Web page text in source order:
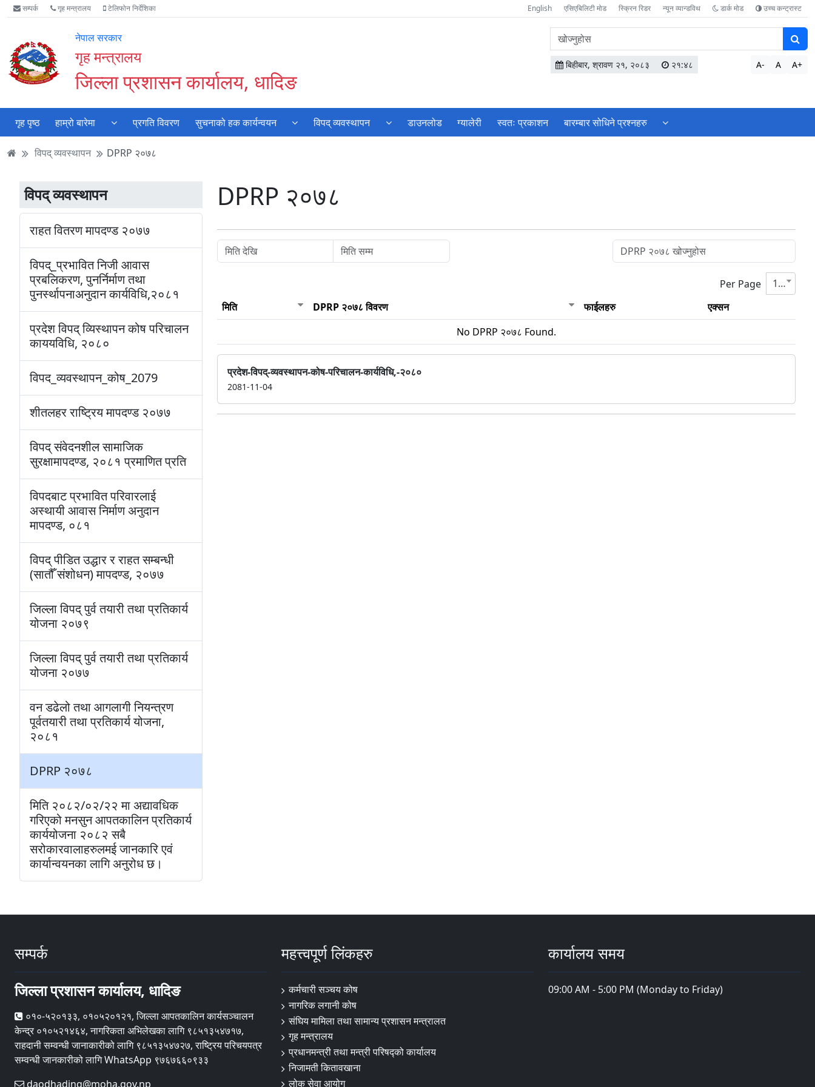
Accessibility
Mode
गर्नुहोस्
मुख्य
सामाग्री
मुख्य
नेभिगेसन
वेबसाइट
खोजमा
सम्पर्क गृह मन्त्रालय टेलिफोन निर्देशिका English एसिएबिलिटी मोड स्क्रिन रिडर न्यून व्यान्डविथ डार्क मोड उच्च कन्ट्रास्ट
नेपाल सरकार
गृह मन्त्रालय
जिल्ला प्रशासन कार्यालय, धादिङ
वेबसाइटमा
सामग्री
खोज्नुहोस
बिहीबार, श्रावण २१, २०८३ २१:४८ A- A A+
गृह पृष्ठ हाम्रो बारेमा प्रगति विवरण सुचनाको हक कार्यन्वयन विपद् व्यवस्थापन डाउनलोड ग्यालेरी स्वतः प्रकाशन बारम्बार सोधिने प्रश्नहरु
विपद् व्यवस्थापन DPRP २०७८
विपद् व्यवस्थापन
राहत वितरण मापदण्ड २०७७
विपद्_प्रभावित निजी आवास
प्रबलिकरण, पुनर्निर्माण तथा
पुनर्स्थापनाअनुदान कार्यविधि,२०८१
प्रदेश विपद् व्यिस्थापन कोष परिचालन
काययविधि, २०८०
विपद_व्यवस्थापन_कोष_2079
शीतलहर राष्ट्रिय मापदण्ड २०७७
विपद् संवेदनशील सामाजिक
सुरक्षामापदण्ड, २०८१ प्रमाणित प्रति
विपदबाट प्रभावित परिवारलाई
अस्थायी आवास निर्माण अनुदान
मापदण्ड, ०८१
विपद् पीडित उद्धार र राहत सम्बन्धी
(सातौँ संशोधन) मापदण्ड, २०७७
जिल्ला विपद् पुर्व तयारी तथा प्रतिकार्य
योजना २०७९
जिल्ला विपद् पुर्व तयारी तथा प्रतिकार्य
योजना २०७७
वन डढेलो तथा आगलागी नियन्त्रण
पूर्वतयारी तथा प्रतिकार्य योजना,
२०८१
DPRP २०७८
मिति २०८२/०२/२२ मा अद्यावधिक
गरिएको मनसुन आपतकालिन प्रतिकार्य
कार्ययोजना २०८२ सबै
सरोकारवालाहरुलमई जानकारि एवं
कार्यान्वयनका लागि अनुरोध छ।
DPRP २०७८
Per Page
10
मिति
DPRP २०७८ विवरण फाईलहरु
एक्सन
No DPRP २०७८ Found.
प्रदेश-विपद्-व्यवस्थापन-कोष-परिचालन-कार्यविधि,-२०८०
2081-11-04
सम्पर्क
जिल्ला प्रशासन कार्यालय, धादिङ
०१०-५२०१३३, ०१०५२०१२१, जिल्ला आपतकालिन कार्यसञ्चालन
केन्द्र ०१०५२१४६४, नागरिकता अभिलेखका लागि ९८५१३५४७१७,
राहदानी सम्वन्धी जानाकारीको लागि ९८५१३५४७२७, राष्ट्रिय परिचयपत्र
सम्वन्धी जानकारीको लागि WhatsApp ९७६७६६०९३३
daodhading@moha.gov.np
महत्त्वपूर्ण लिंकहरु
कर्मचारी सञ्चय कोष
नागरिक लगानी कोष
संघिय मामिला तथा सामान्य प्रशासन मन्त्रालत
गृह मन्त्रालय
प्रधानमन्त्री तथा मन्त्री परिषद्को कार्यालय
निजामती कितावखाना
लोक सेवा आयोग
कार्यालय समय
09:00 AM - 5:00 PM (Monday to Friday)